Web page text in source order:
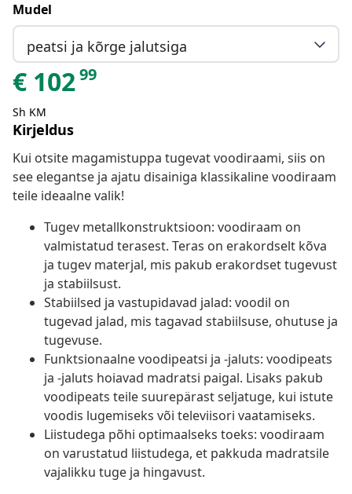
Mudel
peatsi ja kõrge jalutsiga
€ 10299
Sh KM
Kirjeldus
Kui otsite magamistuppa tugevat voodiraami, siis on
see elegantse ja ajatu disainiga klassikaline voodiraam
teile ideaalne valik!
Tugev metallkonstruktsioon: voodiraam on
valmistatud terasest. Teras on erakordselt kõva
ja tugev materjal, mis pakub erakordset tugevust
ja stabiilsust.
Stabiilsed ja vastupidavad jalad: voodil on
tugevad jalad, mis tagavad stabiilsuse, ohutuse ja
tugevuse.
Funktsionaalne voodipeatsi ja -jaluts: voodipeats
ja -jaluts hoiavad madratsi paigal. Lisaks pakub
voodipeats teile suurepärast seljatuge, kui istute
voodis lugemiseks või televiisori vaatamiseks.
Liistudega põhi optimaalseks toeks: voodiraam
on varustatud liistudega, et pakkuda madratsile
vajalikku tuge ja hingavust.